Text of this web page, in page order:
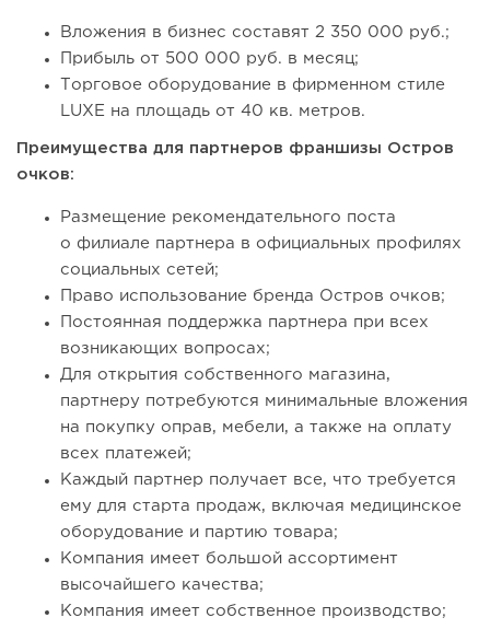
Вложения в бизнес составят 2 350 000 руб.;
Прибыль от 500 000 руб. в месяц;
Торговое оборудование в фирменном стиле
LUXE на площадь от 40 кв. метров.
Преимущества для партнеров франшизы Остров
очков:
Размещение рекомендательного поста
о филиале партнера в официальных профилях
социальных сетей;
Право использование бренда Остров очков;
Постоянная поддержка партнера при всех
возникающих вопросах;
Для открытия собственного магазина,
партнеру потребуются минимальные вложения
на покупку оправ, мебели, а также на оплату
всех платежей;
Каждый партнер получает все, что требуется
ему для старта продаж, включая медицинское
оборудование и партию товара;
Компания имеет большой ассортимент
высочайшего качества;
Компания имеет собственное производство;